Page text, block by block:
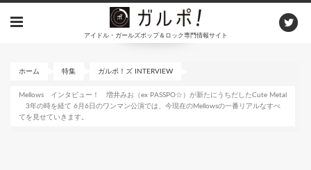
アイドル・ガールズポップ＆ロック専門情報サイト
ホーム 特集 ガルポ！ズ INTERVIEW
Mellows インタビュー！ 増井みお（ex PASSPO☆）が新たにうちだしたCute Metal
3年の時を経て 6月6日のワンマン公演では、今現在のMellowsの一番リアルなすべ
てを見せていきます。